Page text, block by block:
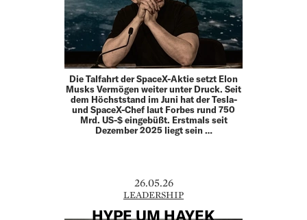
Die Talfahrt der SpaceX-Aktie setzt Elon
Musks Vermögen weiter unter Druck. Seit
dem Höchststand im Juni hat der Tesla-
und SpaceX-Chef laut Forbes rund 750
Mrd. US-$ eingebüßt. Erstmals seit
Dezember 2025 liegt sein …
26.05.26
LEADERSHIP
HYPE UM HAYEK